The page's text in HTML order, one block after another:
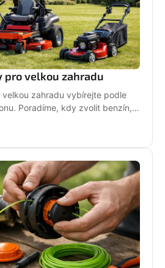
pro velkou zahradu
zahradu vybírejte podle
Poradíme, kdy zvolit benzín,